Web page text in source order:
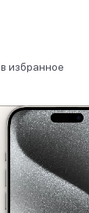
в избранное